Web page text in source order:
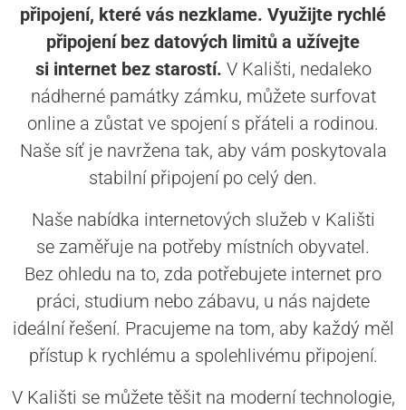
připojení, které vás nezklame. Využijte rychlé
připojení bez datových limitů a užívejte
si internet bez starostí. V Kališti, nedaleko
nádherné památky zámku, můžete surfovat
online a zůstat ve spojení s přáteli a rodinou.
Naše síť je navržena tak, aby vám poskytovala
stabilní připojení po celý den.
Naše nabídka internetových služeb v Kališti
se zaměřuje na potřeby místních obyvatel.
Bez ohledu na to, zda potřebujete internet pro
práci, studium nebo zábavu, u nás najdete
ideální řešení. Pracujeme na tom, aby každý měl
přístup k rychlému a spolehlivému připojení.
V Kališti se můžete těšit na moderní technologie,